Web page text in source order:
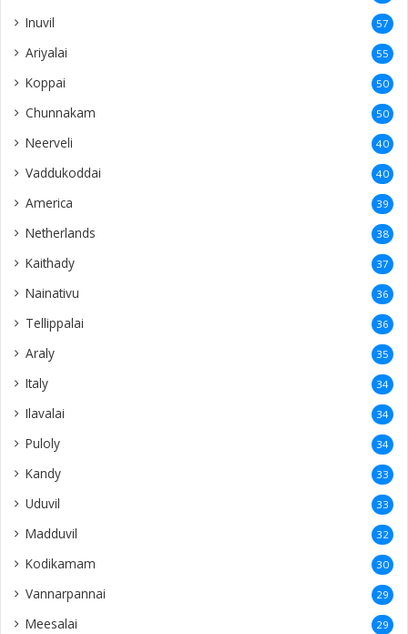
Inuvil
57
Ariyalai 55
Koppai 50
Chunnakam 50
Neerveli 40
Vaddukoddai 40
America 39
Netherlands 38
Kaithady 37
Nainativu 36
Tellippalai 36
Araly 35
Italy 34
Ilavalai 34
Puloly 34
Kandy 33
Uduvil 33
Madduvil 32
Kodikamam 30
Vannarpannai 29
Meesalai 29